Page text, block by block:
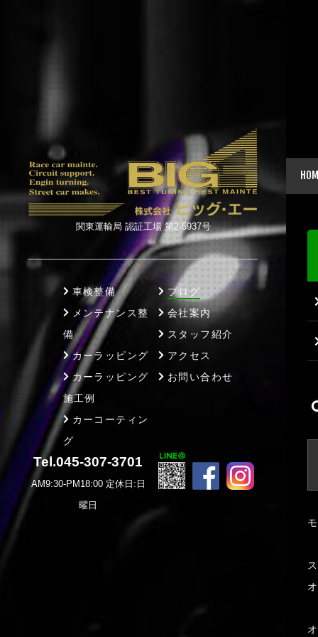
関東運輸局 認証工場 第2-5937号
車検整備
メンテナンス整
備
カーラッピング
カーラッピング
施工例
カーコーティン
グ
ブログ
会社案内
スタッフ紹介
アクセス
お問い合わせ
Tel.045-307-3701
AM9:30-PM18:00 定休日:日
曜日